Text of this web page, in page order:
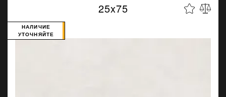
25x75
НАЛИЧИЕ
УТОЧНЯЙТЕ